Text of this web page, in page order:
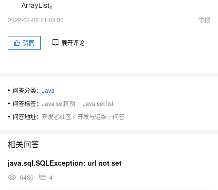
ArrayList。
2022-04-02 21:03:30
举报
赞同 展开评论
问答分类： Java
问答标签： Java set区别
Java set list
问答地址： 开发者社区 > 开发与运维 > 问答
相关问答
java.sql.SQLException: url not set
6486 4